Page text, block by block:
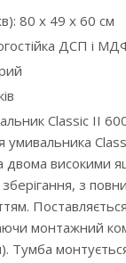
80 x 49 x 60 см
ДСП і
Classic II
умивальника
двома високими
з
монтажний
Тумба